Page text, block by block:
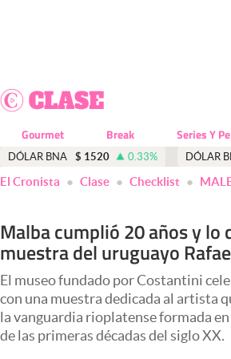
Dólar
Economía y Política
Finanzas y Mercados
Negocios
Columnistas
Otras secciones
Apertura
Gourmet Break Series Y
DÓLAR BNA $ 1520 0.33% DÓLAR
El Cronista Clase Checklist
Malba cumplió 20 años y lo
muestra del uruguayo
El museo fundado por Costantini
con una muestra dedicada al artista
la vanguardia rioplatense formada
de las primeras décadas del siglo XX.